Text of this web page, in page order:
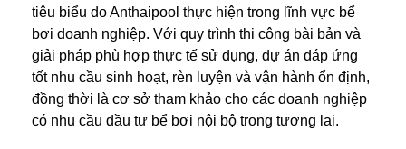
tiêu biểu do Anthaipool thực hiện trong lĩnh vực bể
bơi doanh nghiệp. Với quy trình thi công bài bản và
giải pháp phù hợp thực tế sử dụng, dự án đáp ứng
tốt nhu cầu sinh hoạt, rèn luyện và vận hành ổn định,
đồng thời là cơ sở tham khảo cho các doanh nghiệp
có nhu cầu đầu tư bể bơi nội bộ trong tương lai.